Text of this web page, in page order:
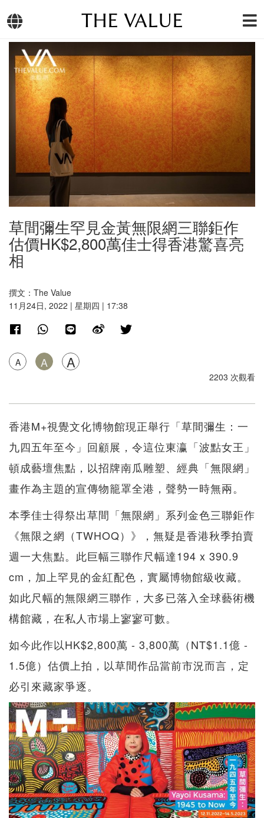
THE VALUE
草間彌生罕見金黃無限網三聯鉅作
估價HK$2,800萬佳士得香港驚喜亮
相
撰文：The Value
11月24日, 2022 | 星期四 | 17:38
A A A
2203 次觀看
香港M+視覺文化博物館現正舉行「草間彌生：一
九四五年至今」回顧展，令這位東瀛「波點女王」
頓成藝壇焦點，以招牌南瓜雕塑、經典「無限網」
畫作為主題的宣傳物籠罩全港，聲勢一時無兩。
本季佳士得祭出草間「無限網」系列金色三聯鉅作
《無限之網（TWHOQ）》，無疑是香港秋季拍賣
週一大焦點。此巨幅三聯作尺幅達194 x 390.9
cm，加上罕見的金紅配色，實屬博物館級收藏。
如此尺幅的無限網三聯作，大多已落入全球藝術機
構館藏，在私人市場上寥寥可數。
如今此作以HK$2,800萬 - 3,800萬（NT$1.1億 -
1.5億）估價上拍，以草間作品當前市況而言，定
必引來藏家爭逐。